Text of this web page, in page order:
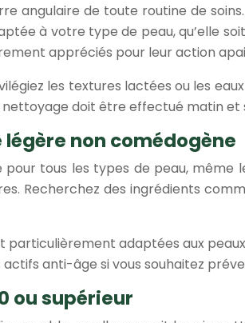
angulaire de toute routine de
à votre type de peau, qu’elle
appréciés pour leur action
les textures lactées ou les
nettoyage doit être effectué matin
non comédogène
pour tous les types de peau,
Recherchez des ingrédients
adaptées aux
anti-âge si vous souhaitez
ou supérieur